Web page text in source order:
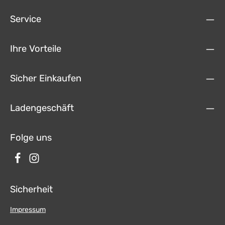
Technische Daten: 20cm Subwoofer Hoher Wirkungsgrad durch
Service
Ihre Vorteile
Sicher Einkaufen
Ladengeschäft
Folge uns
Sicherheit
Impressum